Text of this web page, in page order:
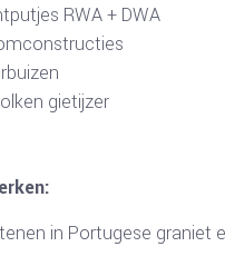
RWA + DWA
gietijzer
in Portugese graniet